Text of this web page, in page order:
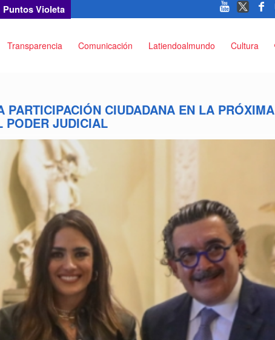
Puntos Violeta
Transparencia Comunicación Latiendoalmundo Cultura
CIUDADANA EN LA PRÓXIMA
PODER JUDICIAL